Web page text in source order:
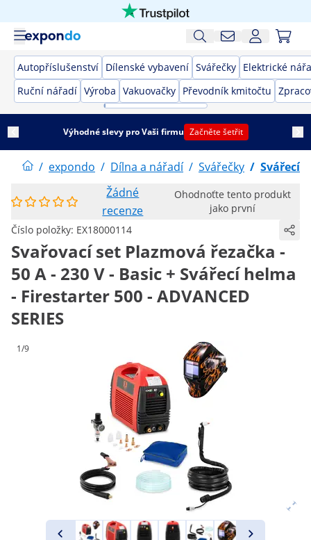
Autopříslušenství Dílenské vybavení Svářečky Elektrické
Ruční nářadí Výroba Vakuovačky Převodník kmitočtu
Výhodné slevy pro Vaši firmu Začněte šetřit
/ expondo / Dílna a nářadí / Svářečky / Svářecí
Žádné
recenze
Ohodnoťte tento produkt
jako první
Číslo položky: EX18000114
Svařovací set Plazmová řezačka -
50 A - 230 V - Basic + Svářecí helma
- Firestarter 500 - ADVANCED
SERIES
1/9